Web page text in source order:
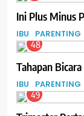
Ini Plus Minus
IBU PARENTING
48
Tahapan
IBU PARENTING
49